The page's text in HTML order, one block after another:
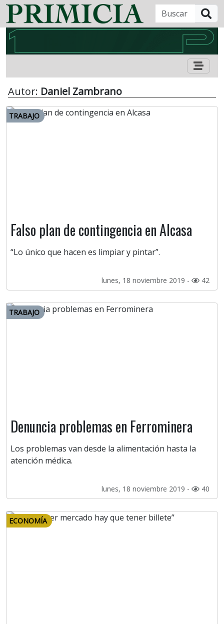
Autor: Daniel Zambrano
TRABAJO
Falso plan de contingencia en Alcasa
“Lo único que hacen es limpiar y pintar”.
lunes, 18 noviembre 2019 - 42
TRABAJO
Denuncia problemas en Ferrominera
Los problemas van desde la alimentación hasta la
atención médica.
lunes, 18 noviembre 2019 - 40
ECONOMÍA